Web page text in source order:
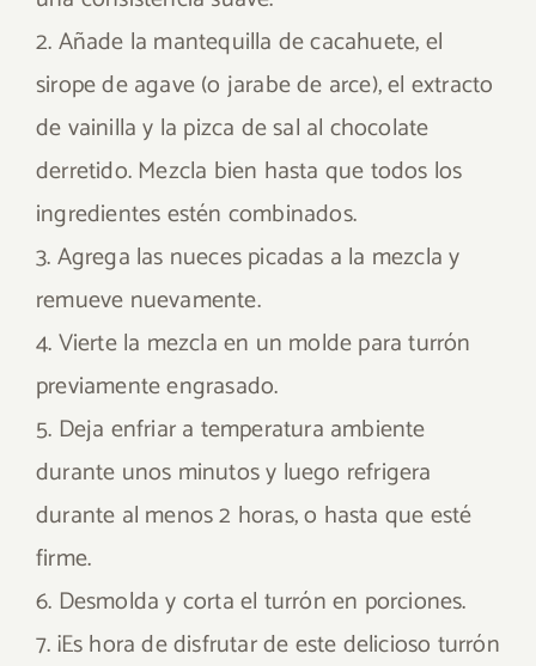
2. Añade la mantequilla de cacahuete, el
sirope de agave (o jarabe de arce), el extracto
de vainilla y la pizca de sal al chocolate
derretido. Mezcla bien hasta que todos los
ingredientes estén combinados.
3. Agrega las nueces picadas a la mezcla y
remueve nuevamente.
4. Vierte la mezcla en un molde para turrón
previamente engrasado.
5. Deja enfriar a temperatura ambiente
durante unos minutos y luego refrigera
durante al menos 2 horas, o hasta que esté
firme.
6. Desmolda y corta el turrón en porciones.
7. ¡Es hora de disfrutar de este delicioso turrón